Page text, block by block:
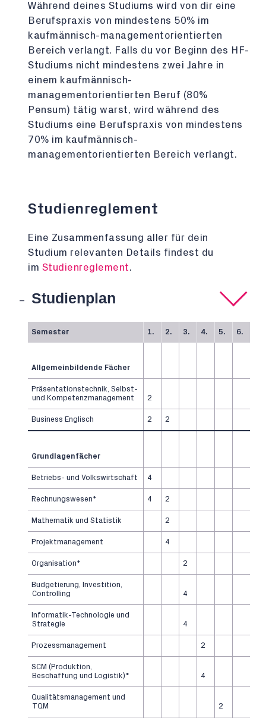
Während deines Studiums wird von dir eine
Berufspraxis von mindestens 50% im
kaufmännisch-managementorientierten
Bereich verlangt. Falls du vor Beginn des HF-
Studiums nicht mindestens zwei Jahre in
einem kaufmännisch-
managementorientierten Beruf (80%
Pensum) tätig warst, wird während des
Studiums eine Berufspraxis von mindestens
70% im kaufmännisch-
managementorientierten Bereich verlangt.
Studienreglement
Eine Zusammenfassung aller für dein
Studium relevanten Details findest du
im Studienreglement.
Studienplan
Semester 1. 2. 3. 4. 5. 6.
Allgemeinbildende Fächer
Präsentationstechnik, Selbst-
und Kompetenzmanagement
2
Business Englisch 2 2
Grundlagenfächer
Betriebs- und Volkswirtschaft 4
Rechnungswesen* 4 2
Mathematik und Statistik 2
Projektmanagement 4
Organisation* 2
Budgetierung, Investition,
Controlling
4
Informatik-Technologie und
Strategie
4
Prozessmanagement 2
SCM (Produktion,
Beschaffung und Logistik)*
4
Qualitätsmanagement und
TQM
2